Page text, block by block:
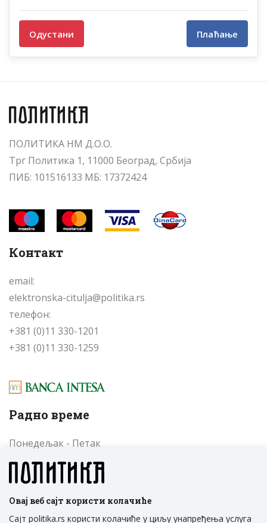
Овај веб сајт користи колачиће
Сајт politika.rs користи колачиће у циљу унапређења услуга
Одустани Плаћање
ПОЛИТИКА НМ Д.О.О.
Трг Политика 1, 11000 Београд, Србија
ПИБ: 101516133 МБ: 17372424
Контакт
email:
elektronska-citulja@politika.rs
телефон:
+381 (0)11 330-1201
+381 (0)11 330-1259
Радно време
Понедељак - Петак
од 09 до 17 часова
Cубота - Недеља